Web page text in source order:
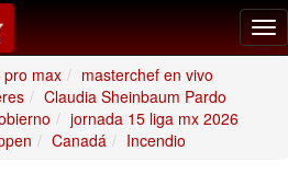
max
masterchef en vivo
Claudia Sheinbaum Pardo
jornada 15 liga mx 2026
Canadá Incendio